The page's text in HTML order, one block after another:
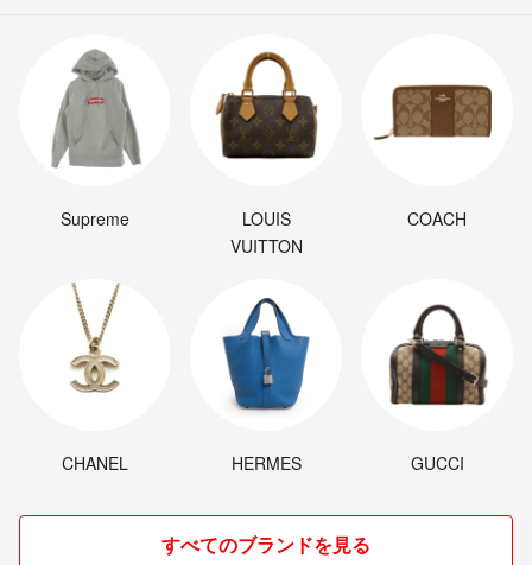
Supreme
LOUIS
VUITTON
COACH
CHANEL HERMES GUCCI
すべてのブランドを見る